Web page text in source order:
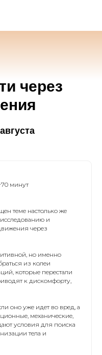
через
минут
теме настолько же
и
через
но именно
из колеи
которые перестали
к дискомфорту,
оно уже идет во вред, а
механические,
условия для поиска
тела и